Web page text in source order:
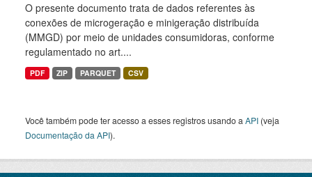
O presente documento trata de dados referentes às
conexões de microgeração e minigeração distribuída
(MMGD) por meio de unidades consumidoras, conforme
regulamentado no art....
PDF ZIP PARQUET CSV
Você também pode ter acesso a esses registros usando a API (veja
Documentação da API).